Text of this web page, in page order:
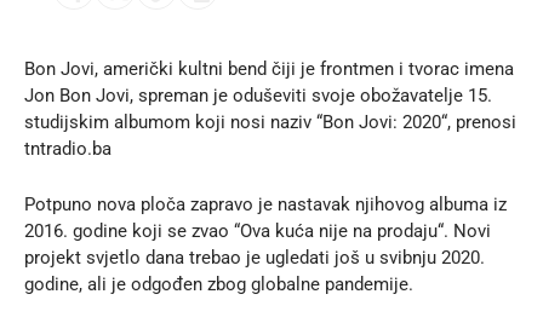
Bon Jovi, američki kultni bend čiji je frontmen i tvorac imena
Jon Bon Jovi, spreman je oduševiti svoje obožavatelje 15.
studijskim albumom koji nosi naziv “Bon Jovi: 2020“, prenosi
tntradio.ba
Potpuno nova ploča zapravo je nastavak njihovog albuma iz
2016. godine koji se zvao “Ova kuća nije na prodaju“. Novi
projekt svjetlo dana trebao je ugledati još u svibnju 2020.
godine, ali je odgođen zbog globalne pandemije.